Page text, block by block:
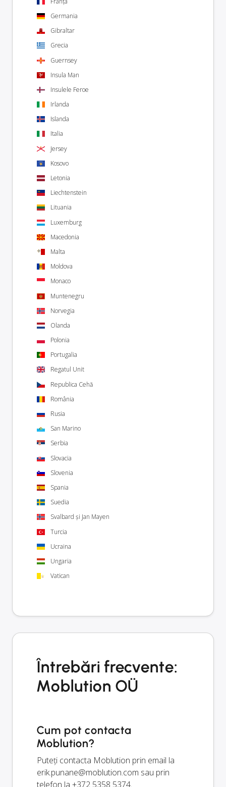
Germania
Gibraltar
Grecia
Guernsey
Insula Man
Insulele Feroe
Irlanda
Islanda
Italia
Jersey
Kosovo
Letonia
Liechtenstein
Lituania
Luxemburg
Macedonia
Malta
Moldova
Monaco
Muntenegru
Norvegia
Olanda
Polonia
Portugalia
Regatul Unit
Republica Cehă
România
Rusia
San Marino
Serbia
Slovacia
Slovenia
Spania
Suedia
Svalbard și Jan Mayen
Turcia
Ucraina
Ungaria
Vatican
Întrebări frecvente:
Moblution OÜ
Cum pot contacta
Moblution?
Puteți contacta Moblution prin email la
erik.punane@moblution.com sau prin
telefon la +372 5358 5374.